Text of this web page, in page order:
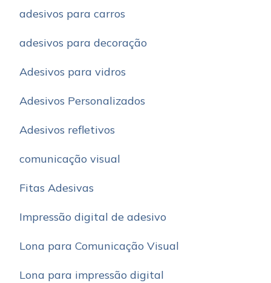
adesivos para carros
adesivos para decoração
Adesivos para vidros
Adesivos Personalizados
Adesivos refletivos
comunicação visual
Fitas Adesivas
Impressão digital de adesivo
Lona para Comunicação Visual
Lona para impressão digital